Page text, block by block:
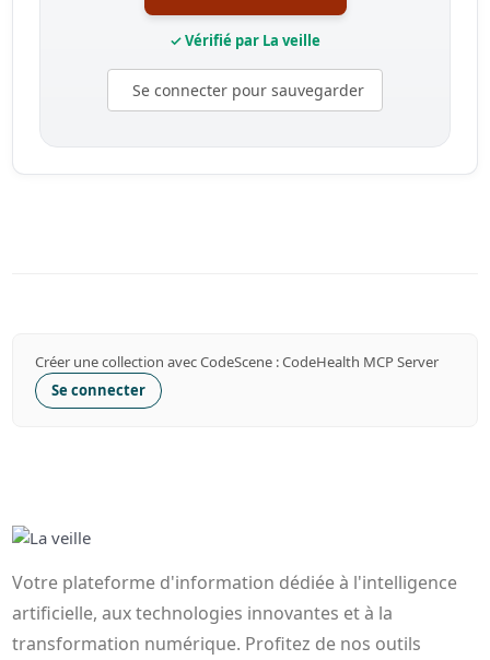
✓ Vérifié par La veille
Se connecter pour sauvegarder
Créer une collection avec CodeScene : CodeHealth MCP Server
Se connecter
Votre plateforme d'information dédiée à l'intelligence
artificielle, aux technologies innovantes et à la
transformation numérique. Profitez de nos outils